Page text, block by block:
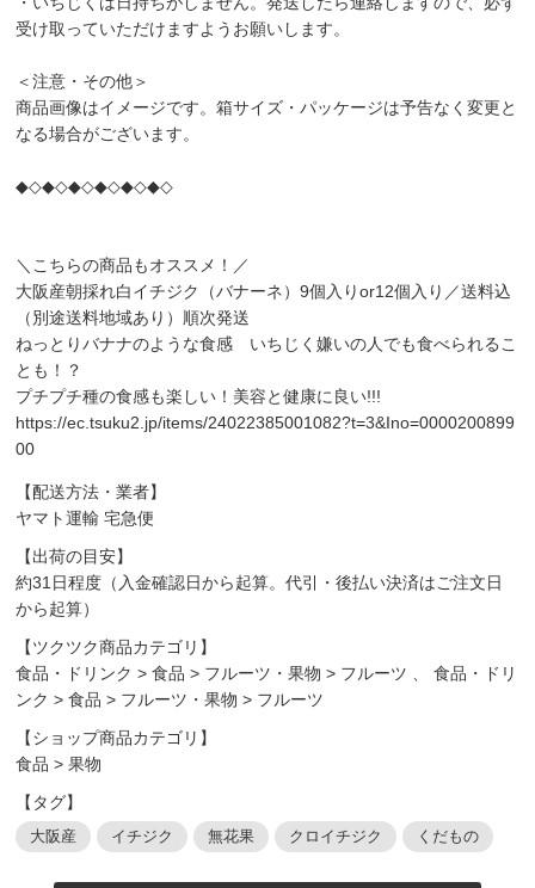
受け取っていただけますようお願いします。
＜注意・その他＞
商品画像はイメージです。箱サイズ・パッケージは予告なく変更と
なる場合がございます。
◆◇◆◇◆◇◆◇◆◇◆◇
＼こちらの商品もオススメ！／
大阪産朝採れ白イチジク（バナーネ）9個入りor12個入り／送料込
（別途送料地域あり）順次発送
ねっとりバナナのような食感 いちじく嫌いの人でも食べられるこ
とも！？
プチプチ種の食感も楽しい！美容と健康に良い!!!
https://ec.tsuku2.jp/items/24022385001082?t=3&Ino=0000200899
00
【配送方法・業者】
ヤマト運輸 宅急便
【出荷の目安】
約31日程度（入金確認日から起算。代引・後払い決済はご注文日
から起算）
【ツクツク商品カテゴリ】
食品・ドリンク >食品 > フルーツ・果物 > フルーツ 、食品・ドリ
ンク >食品 > フルーツ・果物 > フルーツ
【ショップ商品カテゴリ】
食品 >果物
【タグ】
大阪産 イチジク 無花果 クロイチジク くだもの